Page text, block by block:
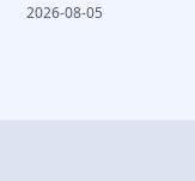
2026-08-05